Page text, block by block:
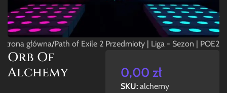
Strona główna/Path of Exile 2 Przedmioty | Liga - Sezon | POE2
Orb Of
Alchemy
0,00 zł
SKU: alchemy